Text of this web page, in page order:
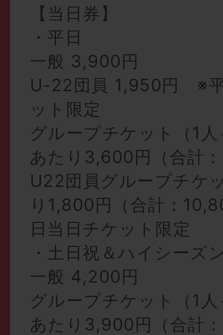
【当日券】
・平日
一般 3,900円
U-22団員 1,950円 ※
ット限定
グループチケット（1
あたり3,600円（合計
U22団員グループチケ
り1,800円（合計：
日当日チケット限定
・土日祝＆ハイシーズ
一般 4,200円
グループチケット（1
あたり3,900円（合計